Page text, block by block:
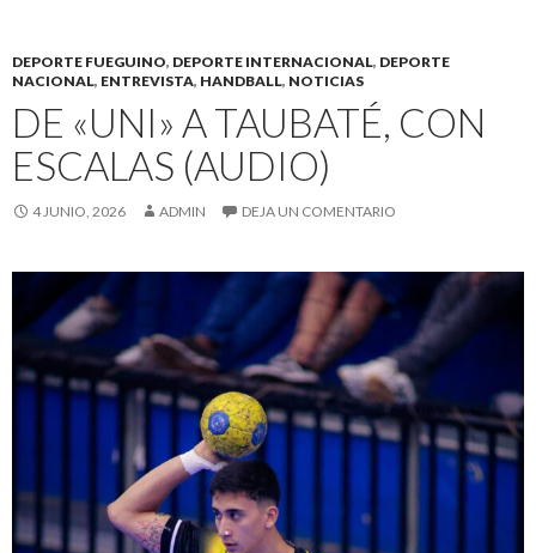
DEPORTE FUEGUINO, DEPORTE INTERNACIONAL, DEPORTE
NACIONAL, ENTREVISTA, HANDBALL, NOTICIAS
DE «UNI» A TAUBATÉ, CON
ESCALAS (AUDIO)
4 JUNIO, 2026 ADMIN DEJA UN COMENTARIO